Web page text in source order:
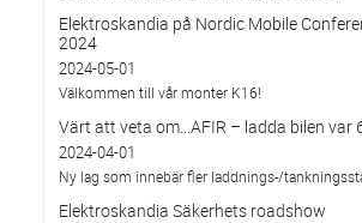
Elektroskandia på Nordic Mobile
2024
2024-05-01
Välkommen till vår monter K16!
Värt att veta om...AFIR – ladda bilen var
2024-04-01
Ny lag som innebär fler laddnings-/
Elektroskandia Säkerhets roadshow